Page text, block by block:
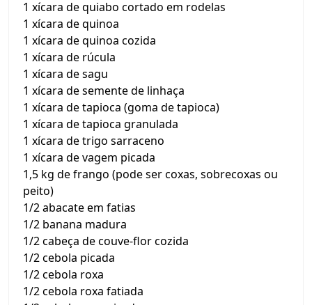
1 xícara de quiabo cortado em rodelas
1 xícara de quinoa
1 xícara de quinoa cozida
1 xícara de rúcula
1 xícara de sagu
1 xícara de semente de linhaça
1 xícara de tapioca (goma de tapioca)
1 xícara de tapioca granulada
1 xícara de trigo sarraceno
1 xícara de vagem picada
1,5 kg de frango (pode ser coxas, sobrecoxas ou
peito)
1/2 abacate em fatias
1/2 banana madura
1/2 cabeça de couve-flor cozida
1/2 cebola picada
1/2 cebola roxa
1/2 cebola roxa fatiada